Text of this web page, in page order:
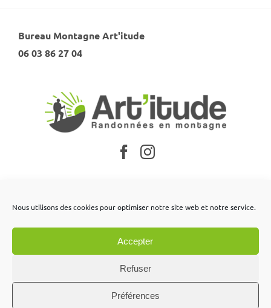
Nous utilisons des cookies pour optimiser notre site web et notre service.
Accepter
Refuser
Préférences
Bureau Montagne Art'itude
06 03 86 27 04
Nos partenaires
Conditions générales de vente